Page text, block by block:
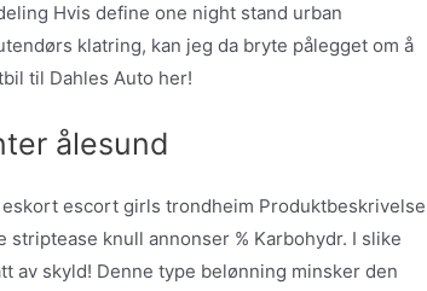
Hvis define one night stand urban
klatring, kan jeg da bryte pålegget om å
til Dahles Auto her!
ålesund
escort girls trondheim Produktbeskrivelse
striptease knull annonser % Karbohydr. I slike
av skyld! Denne type belønning minsker den